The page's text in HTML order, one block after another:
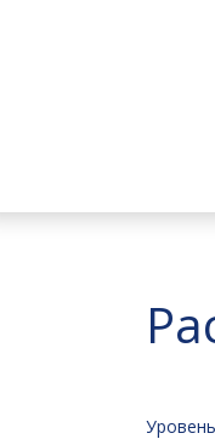
Уровень